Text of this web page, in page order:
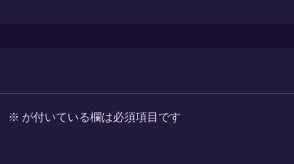
※ が付いている欄は必須項目です